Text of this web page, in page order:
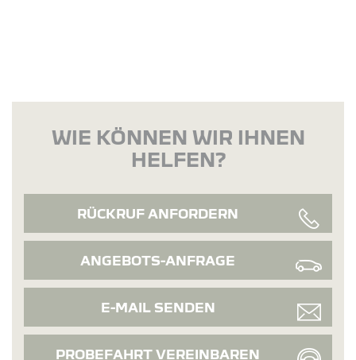
WIE KÖNNEN WIR IHNEN
HELFEN?
RÜCKRUF ANFORDERN
ANGEBOTS-ANFRAGE
E-MAIL SENDEN
PROBEFAHRT VEREINBAREN